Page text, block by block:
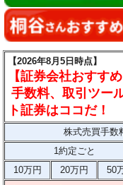
【2026年8月5日時点】
【証券会社おすすめ
手数料、取引ツー
ト証券はココだ！
株式売買手数
1約定ごと
10万円
20万円 50